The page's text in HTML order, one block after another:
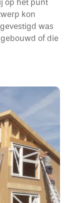
op het punt
kon
was
of die